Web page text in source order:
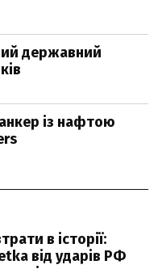
державний
із нафтою
в історії:
від ударів РФ